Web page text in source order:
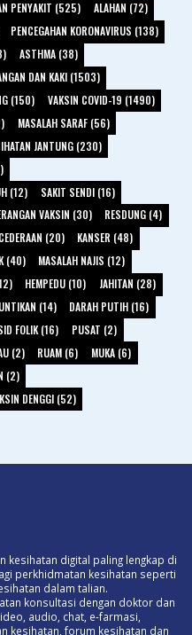
PENYAKIT (525)
ALAHAN (72)
PENCEGAHAN KORONAVIRUS (138)
ASTHMA (38)
DAN KAKI (1503)
(150)
VAKSIN COVID-19 (1490)
MASALAH SARAF (56)
JANTUNG (230)
(12)
SAKIT SENDI (16)
VAKSIN (30)
RESDUNG (4)
(20)
KANSER (48)
(40)
MASALAH NAJIS (12)
HEMPEDU (10)
JAHITAN (28)
(14)
DARAH PUTIH (16)
FOLIK (16)
PUSAT (2)
(2) RUAM (6)
MUKA (6)
(2)
DENGGI (52)
kesihatan digital paling lengkap di
perkhidmatan kesihatan seperti
dalam talian.
konsultasi dengan doktor dan
audio, chat, e-farmasi,
kesihatan, forum kesihatan dan